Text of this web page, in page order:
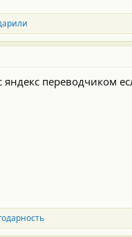
яндекс переводчиком